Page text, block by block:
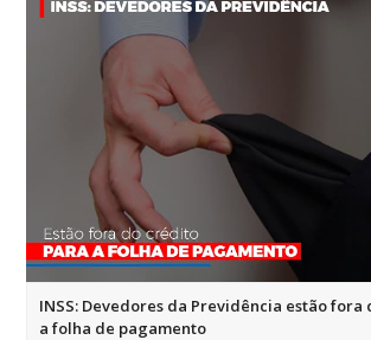
INSS: Devedores da Previdência estão
a folha de pagamento